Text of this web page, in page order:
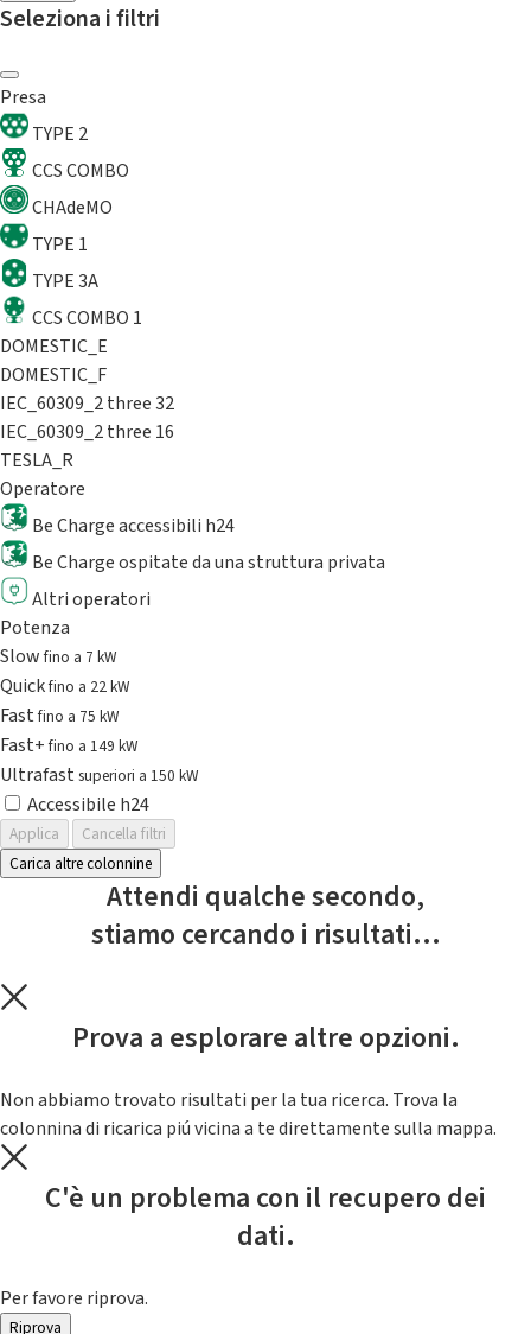
Seleziona i filtri
Presa
TYPE 2
CCS COMBO
CHAdeMO
TYPE 1
TYPE 3A
CCS COMBO 1
DOMESTIC_E
DOMESTIC_F
IEC_60309_2 three 32
IEC_60309_2 three 16
TESLA_R
Operatore
Be Charge accessibili h24
Be Charge ospitate da una struttura privata
Altri operatori
Potenza
Slowfino a 7 kW
Quickfino a 22 kW
Fastfino a 75 kW
Fast+fino a 149 kW
Ultrafast superiori a 150 kW
Accessibile h24
Applica
Cancella filtri
Carica altre colonnine
Attendi qualche secondo,
stiamo cercando i risultati...
Prova a esplorare altre opzioni.
Non abbiamo trovato risultati per la tua ricerca. Trova la
colonnina di ricarica piú vicina a te direttamente sulla mappa.
C'è un problema con il recupero dei
dati.
Per favore riprova.
Riprova